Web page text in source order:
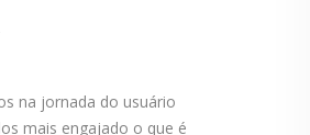
na jornada do usuário
mais engajado o que é